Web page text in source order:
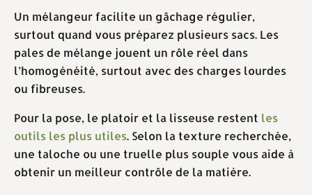
Un mélangeur facilite un gâchage régulier,
surtout quand vous préparez plusieurs sacs. Les
pales de mélange jouent un rôle réel dans
l’homogénéité, surtout avec des charges lourdes
ou fibreuses.
Pour la pose, le platoir et la lisseuse restent les
outils les plus utiles. Selon la texture recherchée,
une taloche ou une truelle plus souple vous aide à
obtenir un meilleur contrôle de la matière.